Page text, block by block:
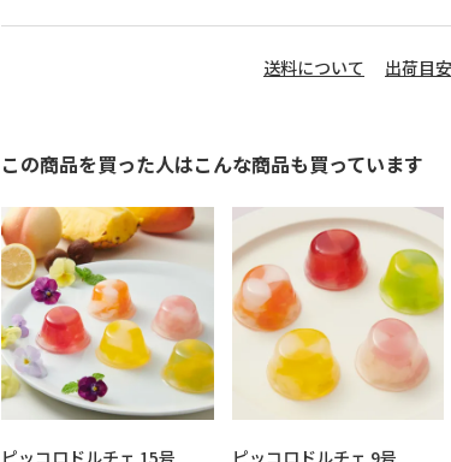
送料について 出荷目
この商品を買った人はこんな商品も買っています
ピッコロドルチェ 15号
ピッコロドルチェ 9号